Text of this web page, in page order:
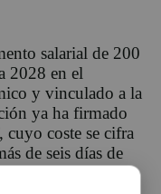
salarial de 200
2028 en el
y vinculado a la
ya ha firmado
coste se cifra
de seis días de